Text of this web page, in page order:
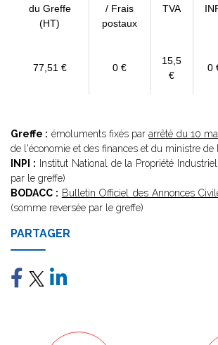
du Greffe
(HT)
/ Frais
postaux
TVA
77,51 € 0 €
15,5
€
0
Greffe : émoluments fixés pararrêté du 10
de l'économie et des finances et du ministre de
INPI : Institut National de la Propriété
par le greffe)
BODACC : Bulletin Officiel des Annonces
(somme reversée par le greffe)
PARTAGER